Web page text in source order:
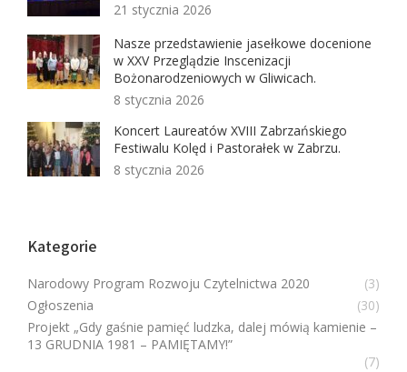
21 stycznia 2026
Nasze przedstawienie jasełkowe docenione
w XXV Przeglądzie Inscenizacji
Bożonarodzeniowych w Gliwicach.
8 stycznia 2026
Koncert Laureatów XVIII Zabrzańskiego
Festiwalu Kolęd i Pastorałek w Zabrzu.
8 stycznia 2026
Kategorie
Narodowy Program Rozwoju Czytelnictwa 2020
(3)
Ogłoszenia
(30)
Projekt „Gdy gaśnie pamięć ludzka, dalej mówią kamienie –
13 GRUDNIA 1981 – PAMIĘTAMY!”
(7)